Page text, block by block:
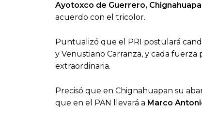
Ayotoxco de Guerrero,
acuerdo con el tricolor.
Puntualizó que el PRI postulará
y Venustiano Carranza, y cada
extraordinaria.
Precisó que en Chignahuapan su
que en el PAN llevará a Marco